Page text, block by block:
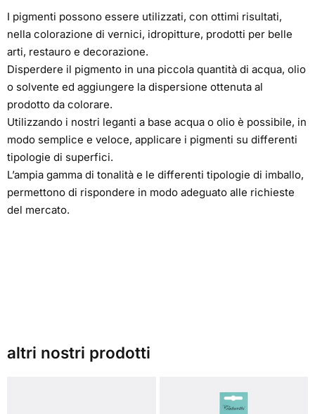
I pigmenti possono essere utilizzati, con ottimi risultati,
nella colorazione di vernici, idropitture, prodotti per belle
arti, restauro e decorazione.
Disperdere il pigmento in una piccola quantità di acqua, olio
o solvente ed aggiungere la dispersione ottenuta al
prodotto da colorare.
Utilizzando i nostri leganti a base acqua o olio è possibile, in
modo semplice e veloce, applicare i pigmenti su differenti
tipologie di superfici.
L’ampia gamma di tonalità e le differenti tipologie di imballo,
permettono di rispondere in modo adeguato alle richieste
del mercato.
altri nostri prodotti